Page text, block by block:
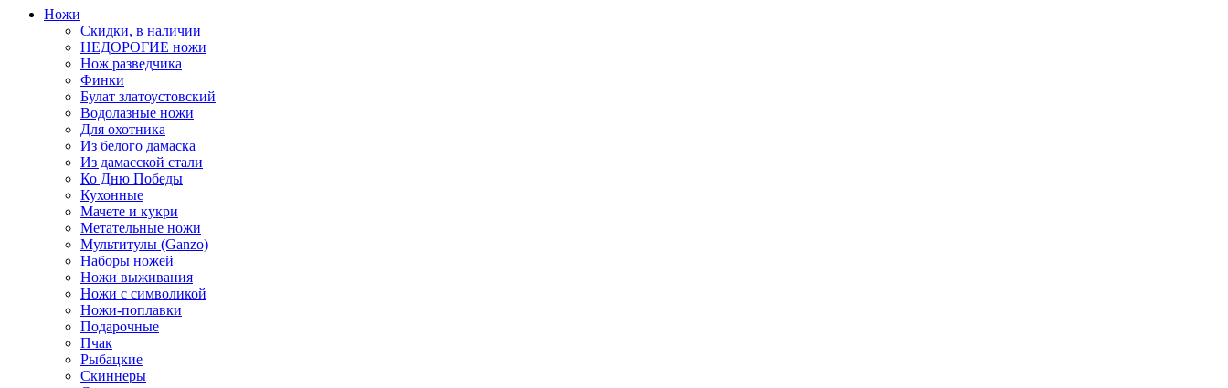
Ножи
Скидки, в наличии
НЕДОРОГИЕ ножи
Нож разведчика
Финки
Булат златоустовский
Водолазные ножи
Для охотника
Из белого дамаска
Из дамасской стали
Ко Дню Победы
Кухонные
Мачете и кукри
Метательные ножи
Мультитулы (Ganzo)
Наборы ножей
Ножи выживания
Ножи с символикой
Ножи-поплавки
Подарочные
Пчак
Рыбацкие
Скиннеры